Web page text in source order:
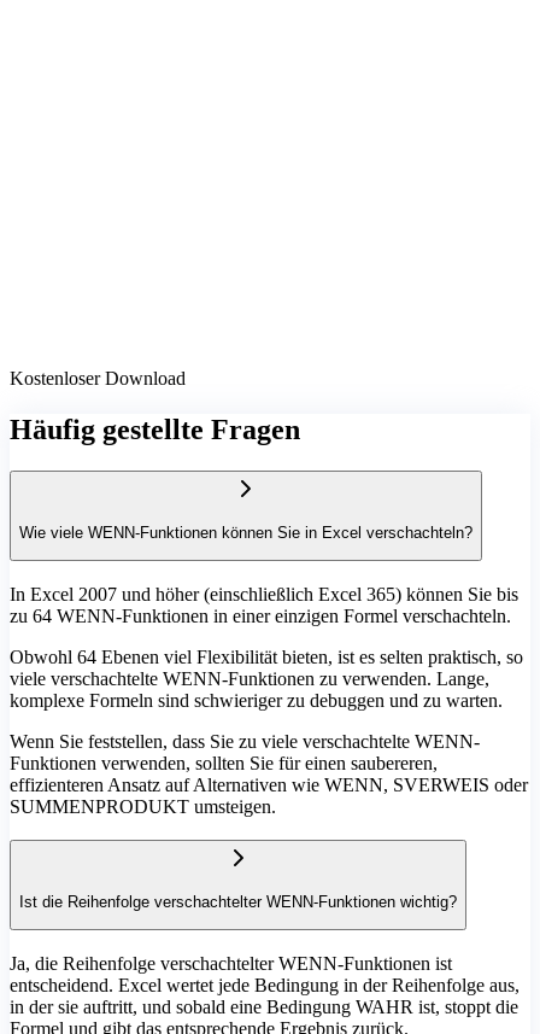
Kostenloser Download
Häufig gestellte Fragen
Wie viele WENN-Funktionen können Sie in Excel verschachteln?
In Excel 2007 und höher (einschließlich Excel 365) können Sie bis
zu 64 WENN-Funktionen in einer einzigen Formel verschachteln.
Obwohl 64 Ebenen viel Flexibilität bieten, ist es selten praktisch, so
viele verschachtelte WENN-Funktionen zu verwenden. Lange,
komplexe Formeln sind schwieriger zu debuggen und zu warten.
Wenn Sie feststellen, dass Sie zu viele verschachtelte WENN-
Funktionen verwenden, sollten Sie für einen saubereren,
effizienteren Ansatz auf Alternativen wie WENN, SVERWEIS oder
SUMMENPRODUKT umsteigen.
Ist die Reihenfolge verschachtelter WENN-Funktionen wichtig?
Ja, die Reihenfolge verschachtelter WENN-Funktionen ist
entscheidend. Excel wertet jede Bedingung in der Reihenfolge aus,
in der sie auftritt, und sobald eine Bedingung WAHR ist, stoppt die
Formel und gibt das entsprechende Ergebnis zurück.